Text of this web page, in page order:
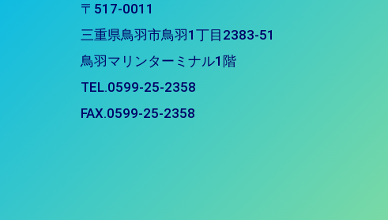
〒517-0011
三重県鳥羽市鳥羽1丁目2383-51
鳥羽マリンターミナル1階
TEL.0599-25-2358
FAX.0599-25-2358